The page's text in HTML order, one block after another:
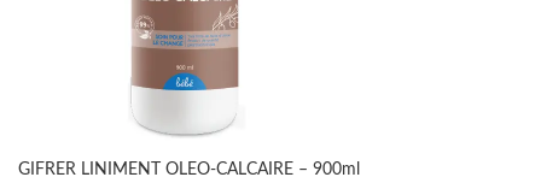
GIFRER LINIMENT OLEO-CALCAIRE – 900ml